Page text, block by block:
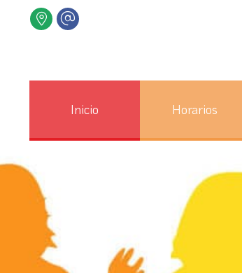
Inicio Horarios